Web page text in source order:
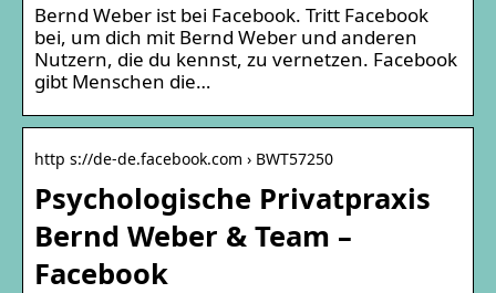
Bernd Weber ist bei Facebook. Tritt Facebook
bei, um dich mit Bernd Weber und anderen
Nutzern, die du kennst, zu vernetzen. Facebook
gibt Menschen die…
http s://de-de.facebook.com › BWT57250
Psychologische Privatpraxis
Bernd Weber & Team –
Facebook